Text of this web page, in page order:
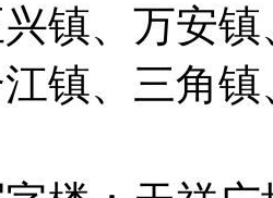
镇、万安
镇、三角